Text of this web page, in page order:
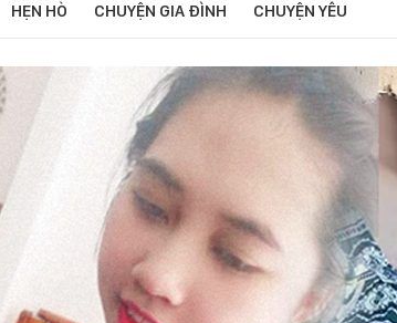
HẸN HÒ CHUYỆN GIA ĐÌNH CHUYỆN YÊU